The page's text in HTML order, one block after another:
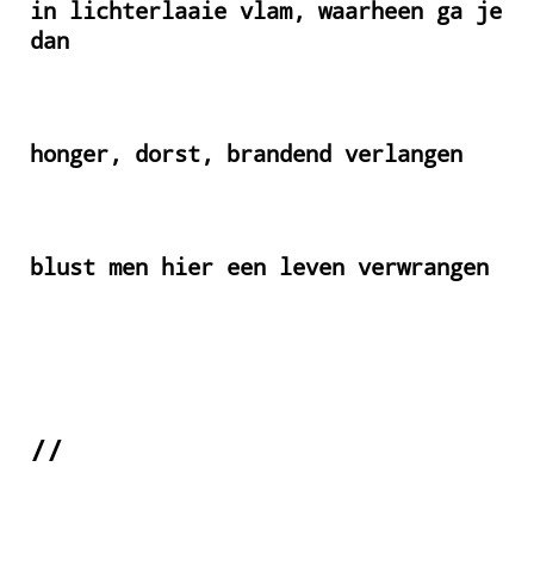
in lichterlaaie vlam, waarheen ga je
dan
honger, dorst, brandend verlangen
blust men hier een leven verwrangen
//